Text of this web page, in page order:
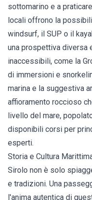
sottomarino e a
locali offrono la
windsurf, il SUP o il
una prospettiva diversa
inaccessibili, come la
di immersioni e
marina e la suggestiva
affioramento roccioso
livello del mare,
disponibili corsi per
esperti.
Storia e Cultura
Sirolo non è solo
e tradizioni. Una
l'anima autentica di